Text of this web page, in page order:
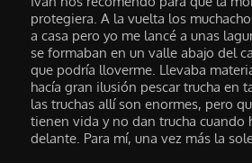
protegiera. A la vuelta los
a casa pero yo me lancé a unas
se formaban en un valle abajo del
que podría lloverme. Llevaba
hacía gran ilusión pescar trucha en
las truchas allí son enormes, pero
tienen vida y no dan trucha cuando
delante. Para mí, una vez más la